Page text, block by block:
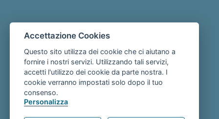
Accettazione Cookies
Questo sito utilizza dei cookie che ci aiutano a
fornire i nostri servizi. Utilizzando tali servizi,
accetti l'utilizzo dei cookie da parte nostra. I
cookie verranno impostati solo dopo il tuo
consenso.
Personalizza